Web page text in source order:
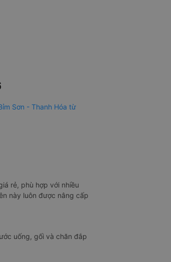
Sơn - Thanh Hóa từ
rẻ, phù hợp với nhiều
này luôn được nâng cấp
uống, gối và chăn đắp